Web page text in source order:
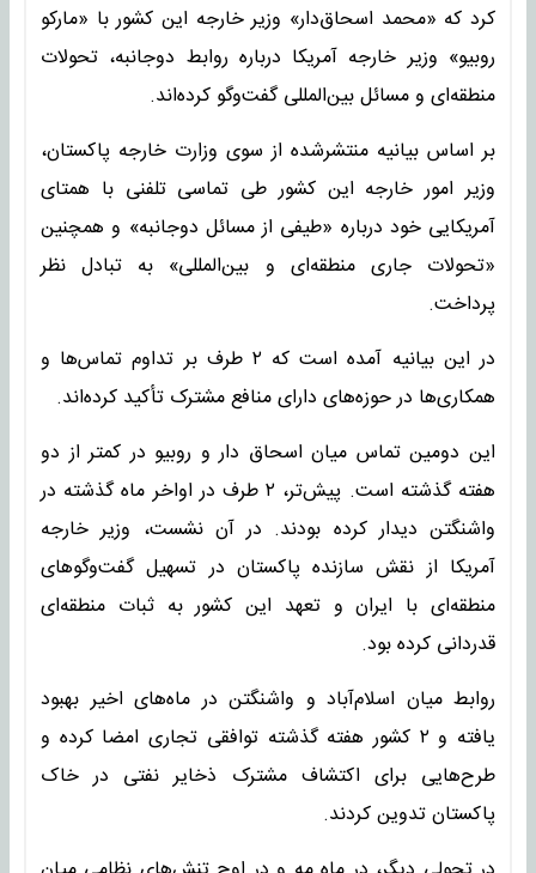
کرد که «محمد اسحاق‌دار» وزیر خارجه این کشور با «مارکو
روبیو» وزیر خارجه آمریکا درباره روابط دوجانبه، تحولات
منطقه‌ای و مسائل بین‌المللی گفت‌وگو کرده‌اند.
بر اساس بیانیه منتشرشده از سوی وزارت خارجه پاکستان،
وزیر امور خارجه این کشور طی تماسی تلفنی با همتای
آمریکایی خود درباره «طیفی از مسائل دوجانبه» و همچنین
«تحولات جاری منطقه‌ای و بین‌المللی» به تبادل نظر
پرداخت.
در این بیانیه آمده است که ۲ طرف بر تداوم تماس‌ها و
همکاری‌ها در حوزه‌های دارای منافع مشترک تأکید کرده‌اند.
این دومین تماس میان اسحاق دار و روبیو در کمتر از دو
هفته گذشته است. پیش‌تر، ۲ طرف در اواخر ماه گذشته در
واشنگتن دیدار کرده بودند. در آن نشست، وزیر خارجه
آمریکا از نقش سازنده پاکستان در تسهیل گفت‌وگوهای
منطقه‌ای با ایران و تعهد این کشور به ثبات منطقه‌ای
قدردانی کرده بود.
روابط میان اسلام‌آباد و واشنگتن در ماه‌های اخیر بهبود
یافته و ۲ کشور هفته گذشته توافقی تجاری امضا کرده و
طرح‌هایی برای اکتشاف مشترک ذخایر نفتی در خاک
پاکستان تدوین کردند.